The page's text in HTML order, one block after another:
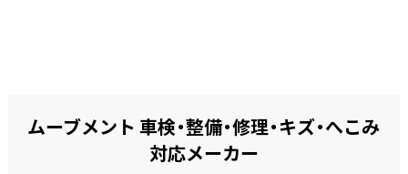
ムーブメント 車検・整備・修理・キズ・へこみ
対応メーカー